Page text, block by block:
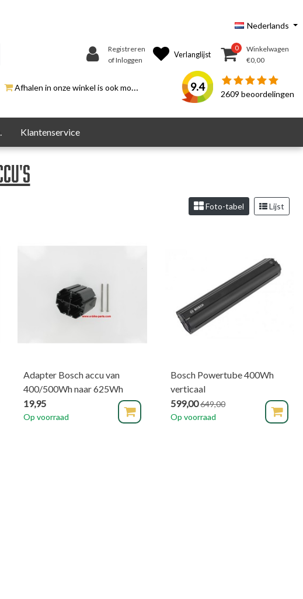
Nederlands
Registreren
of Inloggen
Verlanglijst
0
Winkelwagen
€0,00
Afhalen in onze winkel is ook mogelijk. 9.4
2609 beoordelingen
Klantenservice
Foto-tabel Lijst
Adapter Bosch accu van
400/500Wh naar 625Wh
19,95
Op voorraad
Bosch Powertube 400Wh
verticaal
599,00649,00
Op voorraad